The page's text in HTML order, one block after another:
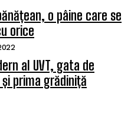
o pâine care se
orice
al UVT, gata de
prima grădiniță